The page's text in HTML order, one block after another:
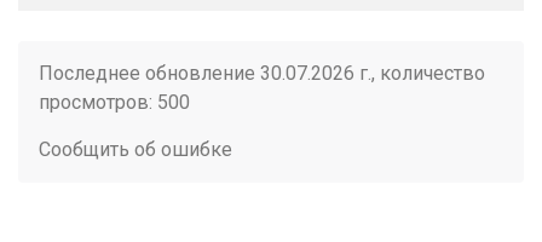
Последнее обновление 30.07.2026 г., количество
просмотров: 500
Сообщить об ошибке